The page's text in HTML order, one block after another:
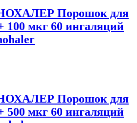
Порошок для
100 мкг 60 ингаляций
Порошок для
500 мкг 60 ингаляций